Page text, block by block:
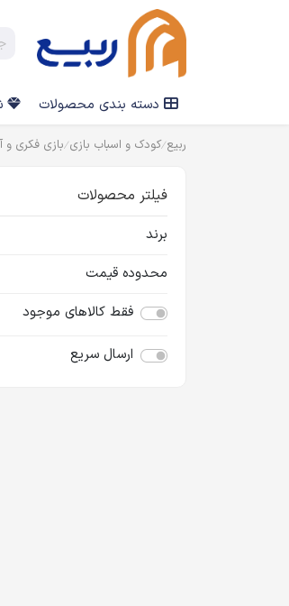
دسته بندی محصولات
ربیع کودک و اسباب بازی بازی فکری و
فیلتر محصولات
برند
محدوده قیمت
فقط کالاهای موجود
ارسال سریع